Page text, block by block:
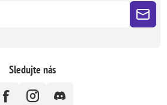
Sledujte nás